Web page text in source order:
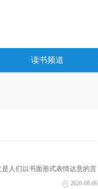
读书频道
人们以书面形式表情达意的言
2026-08-06